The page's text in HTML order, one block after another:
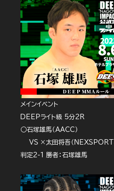
メインイベント
DEEPライト級 5分2R
○石塚雄馬（AACC）
VS ×太田将吾（
判定2-1 勝者：石塚雄馬